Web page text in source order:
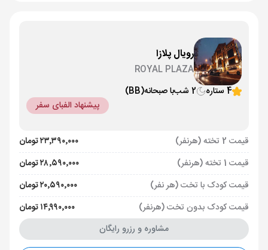
رویال پلازا
ROYAL PLAZA
4 ستاره
2 شب با صبحانه(BB)
پیشنهاد الفبای سفر
قیمت 2 تخته (هرنفر)
۲۳٬۳۹۰٬۰۰۰ تومان
قیمت 1 تخته (هرنفر)
۲۸٬۵۹۰٬۰۰۰ تومان
قیمت کودک با تخت (هر نفر)
۲۰٬۵۹۰٬۰۰۰ تومان
قیمت کودک بدون تخت (هرنفر)
۱۴٬۹۹۰٬۰۰۰ تومان
مشاوره و رزرو رایگان